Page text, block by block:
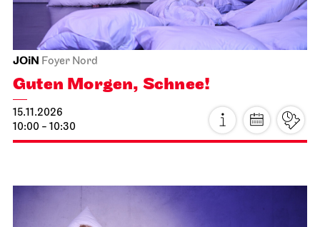
JOiN Foyer Nord
Guten Morgen, Schnee!
15.11.2026
10:00 - 10:30